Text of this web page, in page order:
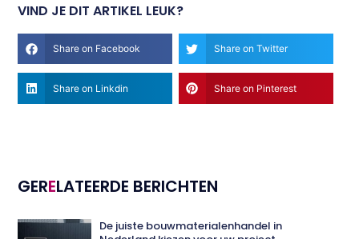
VIND JE DIT ARTIKEL LEUK?
Share on Facebook Share on Twitter
Share on Linkdin Share on Pinterest
GERELATEERDE BERICHTEN
De juiste bouwmaterialenhandel in